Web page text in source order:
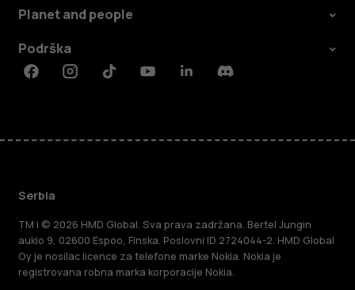
Planet and people
Podrška
FacebookInstagramTiktokYoutubeLinkedinDiscord
Serbia
TM i © 2026 HMD Global. Sva prava zadržana. Bertel Jungin
aukio 9, 02600 Espoo, Finska. Poslovni ID 2724044-2. HMD Global
Oy je nosilac licence za telefone marke Nokia. Nokia je
registrovana robna marka korporacije Nokia.